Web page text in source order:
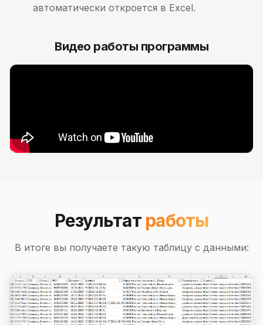
автоматически откроется в Excel.
Видео работы программы
Результат работы
В итоге вы получаете такую таблицу с данными: